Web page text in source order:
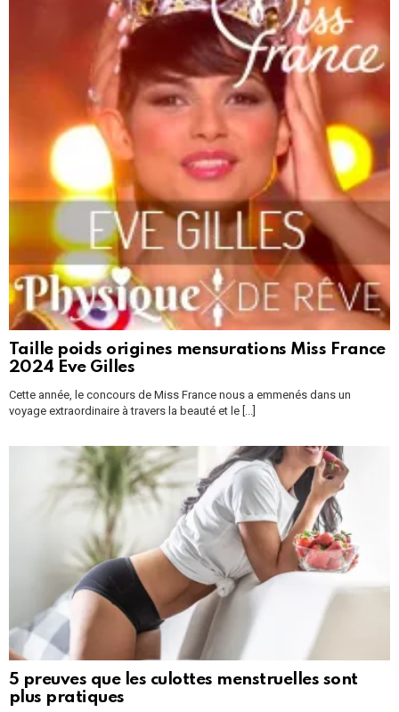
Taille poids origines mensurations Miss France
2024 Eve Gilles
Cette année, le concours de Miss France nous a emmenés dans un
voyage extraordinaire à travers la beauté et le [...]
5 preuves que les culottes menstruelles sont
plus pratiques